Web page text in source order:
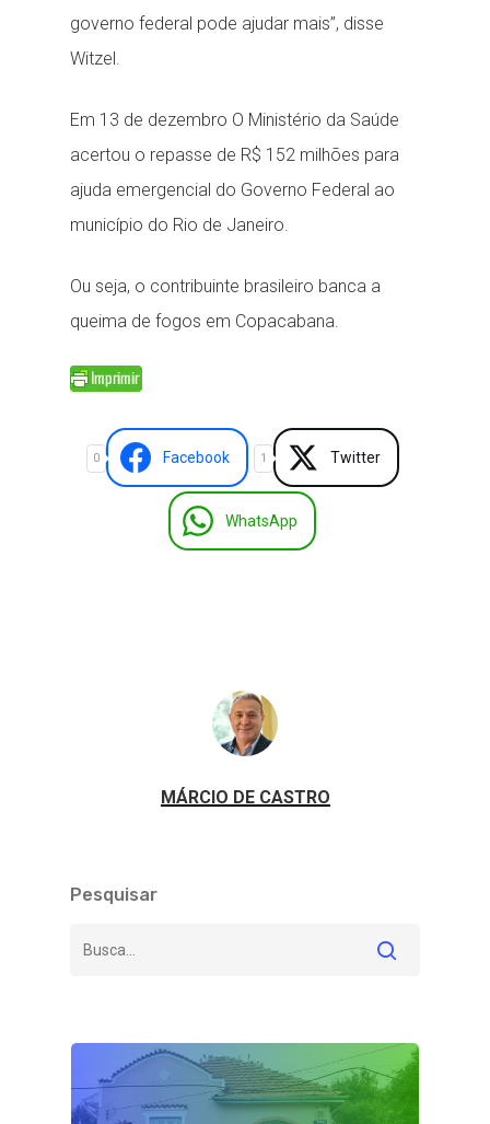
governo federal pode ajudar mais”, disse
Witzel.
Em 13 de dezembro O Ministério da Saúde
acertou o repasse de R$ 152 milhões para
ajuda emergencial do Governo Federal ao
município do Rio de Janeiro.
Ou seja, o contribuinte brasileiro banca a
queima de fogos em Copacabana.
0 Facebook 1 Twitter
WhatsApp
MÁRCIO DE CASTRO
Pesquisar